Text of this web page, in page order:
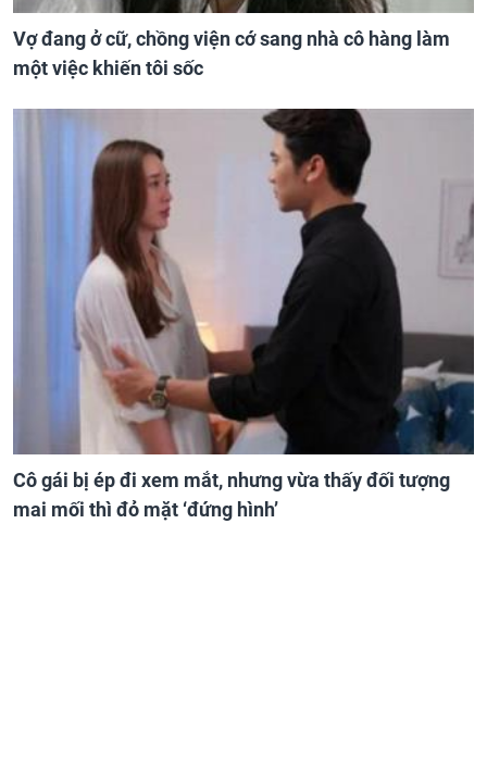
Vợ đang ở cữ, chồng viện cớ sang nhà cô hàng làm
một việc khiến tôi sốc
Cô gái bị ép đi xem mắt, nhưng vừa thấy đối tượng
mai mối thì đỏ mặt ‘đứng hình’